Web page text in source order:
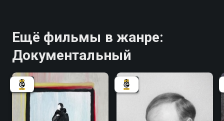
Ещё фильмы в жанре:
Документальный